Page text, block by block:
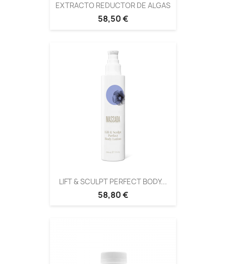
EXTRACTO REDUCTOR DE ALGAS
58,50 €
LIFT & SCULPT PERFECT BODY...
58,80 €